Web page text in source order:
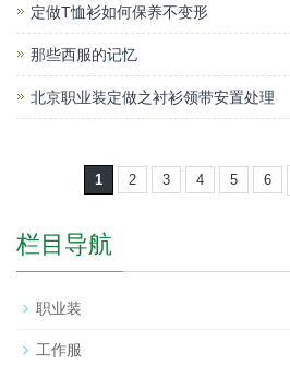
定做T恤衫如何保养不变形
那些西服的记忆
北京职业装定做之衬衫领带安置处理
1 2 3 4 5 6
栏目导航
职业装
工作服